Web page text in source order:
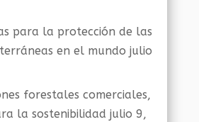
para la protección de las
en el mundo julio
forestales comerciales,
la sostenibilidad julio 9,